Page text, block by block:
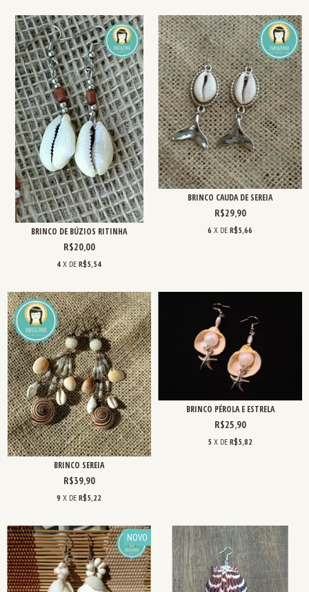
BRINCO DE BÚZIOS RITINHA
R$20,00
4 X DE R$5,54
BRINCO CAUDA DE SEREIA
R$29,90
6 X DE R$5,66
BRINCO SEREIA
R$39,90
9 X DE R$5,22
BRINCO PÉROLA E ESTRELA
R$25,90
5 X DE R$5,82
NOVO